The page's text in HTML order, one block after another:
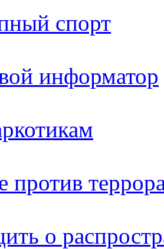
спорт
информатор
против
о